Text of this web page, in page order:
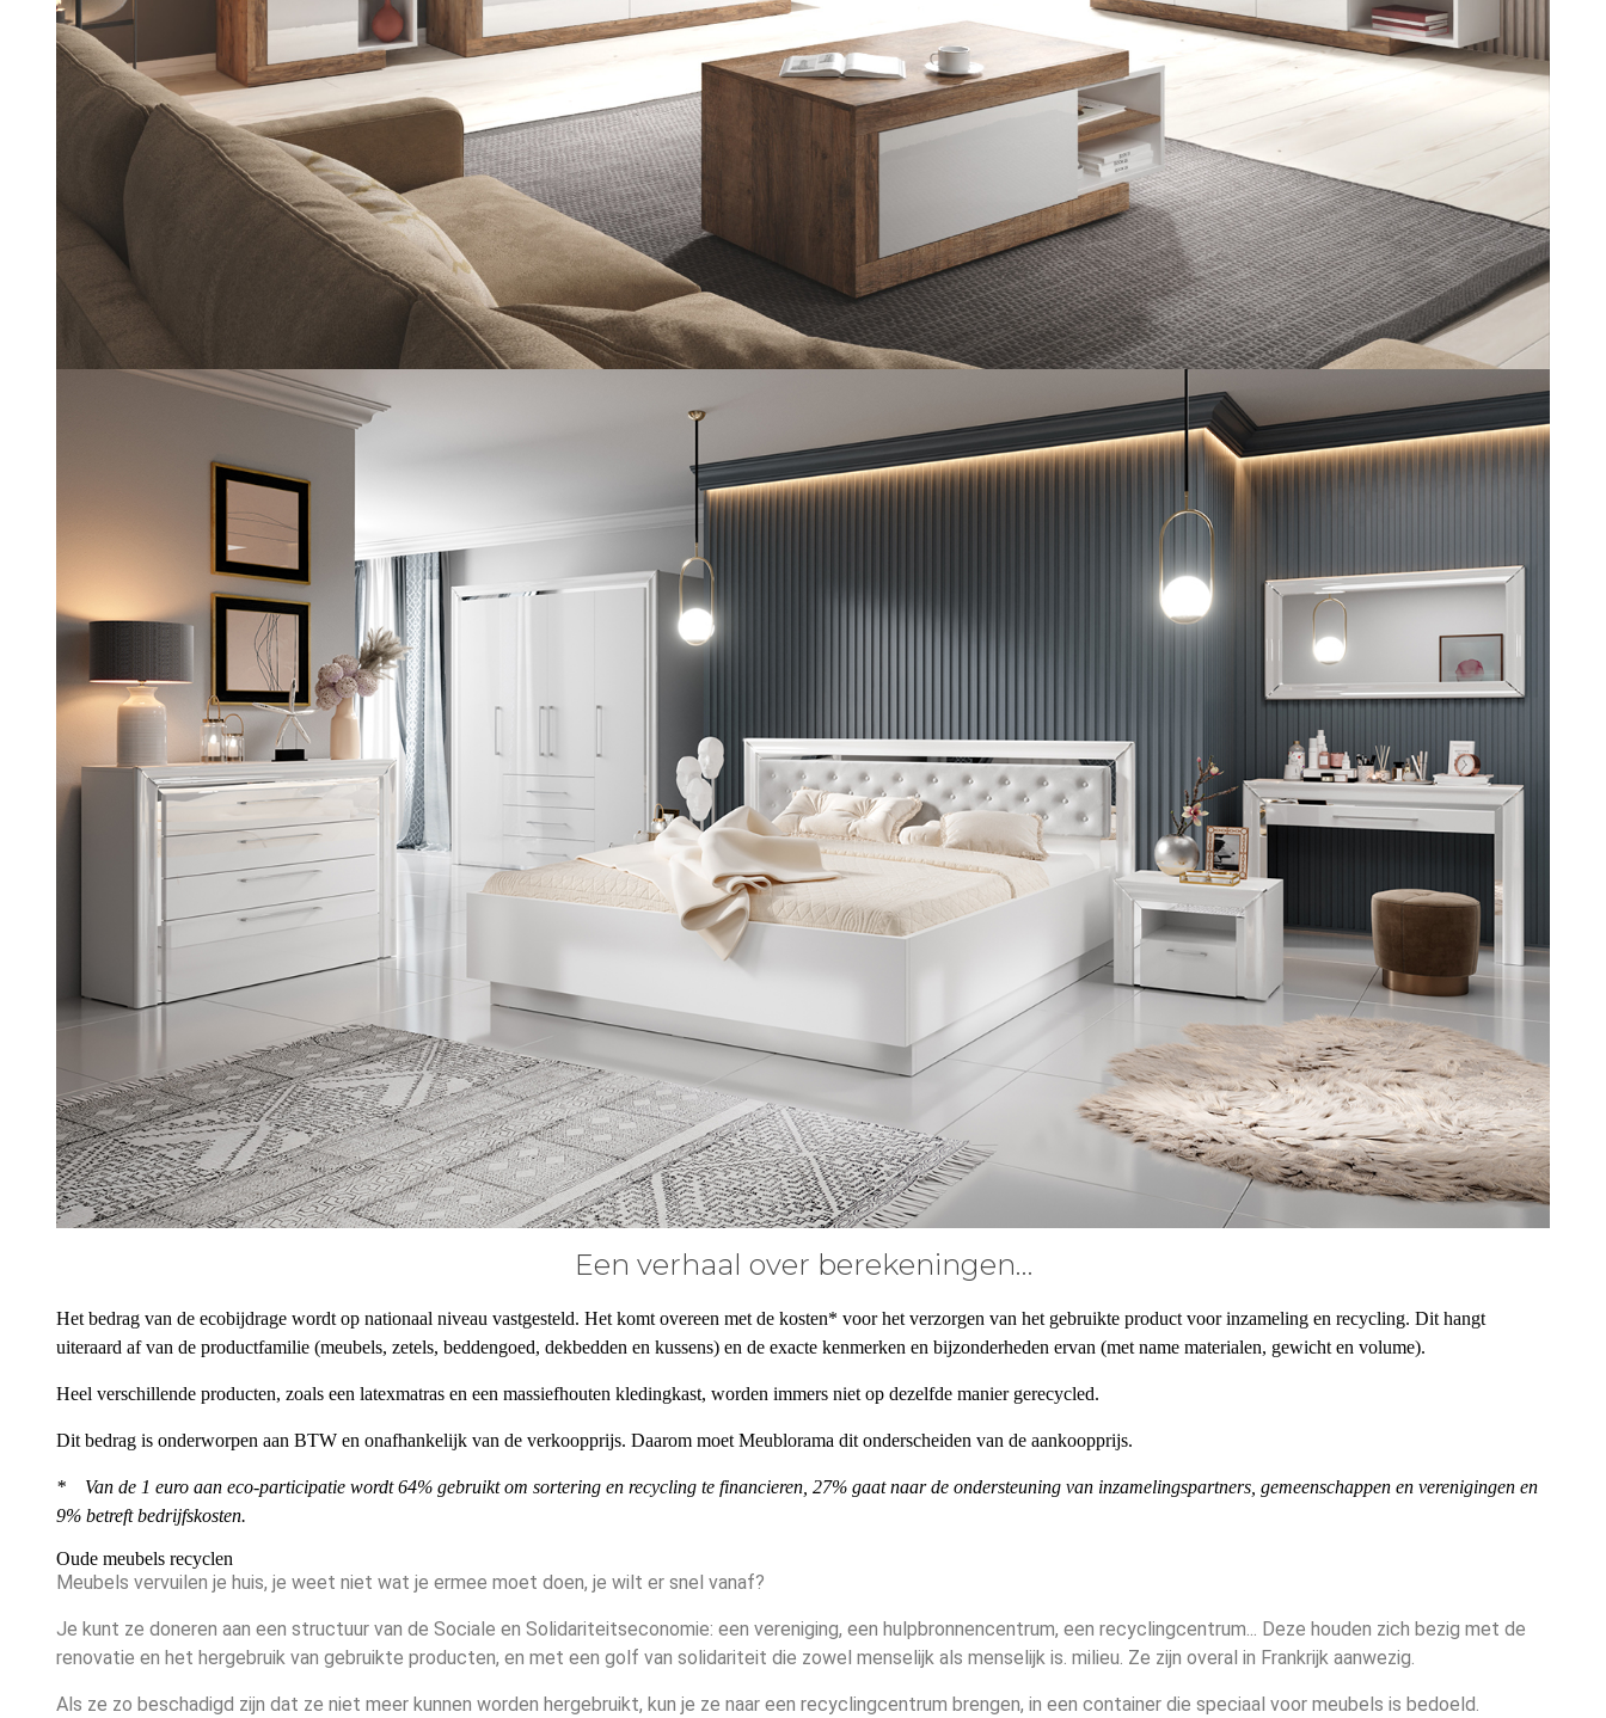
Een verhaal over berekeningen…
Het bedrag van de ecobijdrage wordt op nationaal niveau vastgesteld. Het komt overeen met de kosten* voor het verzorgen van het gebruikte product voor inzameling en recycling. Dit hangt
uiteraard af van de productfamilie (meubels, zetels, beddengoed, dekbedden en kussens) en de exacte kenmerken en bijzonderheden ervan (met name materialen, gewicht en volume).
Heel verschillende producten, zoals een latexmatras en een massiefhouten kledingkast, worden immers niet op dezelfde manier gerecycled.
Dit bedrag is onderworpen aan BTW en onafhankelijk van de verkoopprijs. Daarom moet Meublorama dit onderscheiden van de aankoopprijs.
*
Van de 1 euro aan eco-participatie wordt 64% gebruikt om sortering en recycling te financieren, 27% gaat naar de ondersteuning van inzamelingspartners, gemeenschappen en verenigingen en
9% betreft bedrijfskosten.
Oude meubels recyclen
Meubels vervuilen je huis, je weet niet wat je ermee moet doen, je wilt er snel vanaf?
Je kunt ze doneren aan een structuur van de Sociale en Solidariteitseconomie: een vereniging, een hulpbronnencentrum, een recyclingcentrum... Deze houden zich bezig met de
renovatie en het hergebruik van gebruikte producten, en met een golf van solidariteit die zowel menselijk als menselijk is. milieu. Ze zijn overal in Frankrijk aanwezig.
Als ze zo beschadigd zijn dat ze niet meer kunnen worden hergebruikt, kun je ze naar een recyclingcentrum brengen, in een container die speciaal voor meubels is bedoeld.